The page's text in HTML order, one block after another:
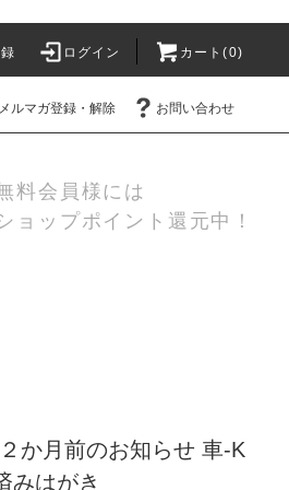
ログイン カート(0)
メルマガ登録・解除 お問い合わせ
料会員様には
ョップポイント還元中！
か月前のお知らせ 車-K
みはがき